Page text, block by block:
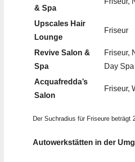
& Spa
Upscales Hair
Lounge
Friseur
Revive Salon &
Spa
Friseur,
Day Spa
Acquafredda’s
Salon
Friseur,
Der Suchradius für Friseure beträgt
Autowerkstätten in der